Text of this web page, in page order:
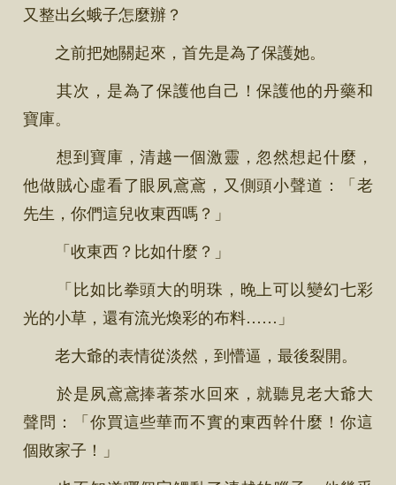
又整出幺蛾子怎麼辦？
之前把她關起來，首先是為了保護她。
其次，是為了保護他自己！保護他的丹藥和
寶庫。
想到寶庫，清越一個激靈，忽然想起什麼，
他做賊心虛看了眼夙鳶鳶，又側頭小聲道：「老
先生，你們這兒收東西嗎？」
「收東西？比如什麼？」
「比如比拳頭大的明珠，晚上可以變幻七彩
光的小草，還有流光煥彩的布料……」
老大爺的表情從淡然，到懵逼，最後裂開。
於是夙鳶鳶捧著茶水回來，就聽見老大爺大
聲問：「你買這些華而不實的東西幹什麼！你這
個敗家子！」